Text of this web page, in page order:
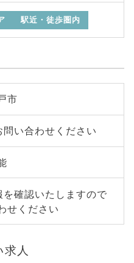
駅近・徒歩圏内
市
問い合わせください
を確認いたしますので
せください
人